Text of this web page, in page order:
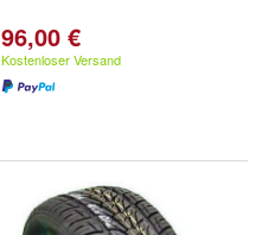
96,00 €
Kostenloser Versand